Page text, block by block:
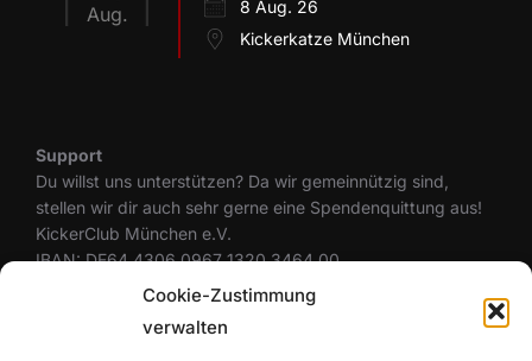
Cookie-Zustimmung
verwalten
Aug.
8 Aug. 26
Kickerkatze München
Support
Du willst uns unterstützen? Da wir gemeinnützig sind,
stellen wir dir auch sehr gerne eine Spendenquittung aus!
KickerClub München e.V.
IBAN: DE64 4306 0967 1320 3464 00
BIC: GENODEM1GLS